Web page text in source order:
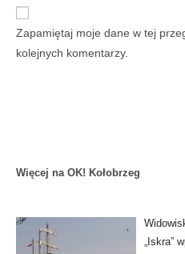
Zapamiętaj moje dane w tej
kolejnych komentarzy.
Więcej na OK! Kołobrzeg
„Iskra”